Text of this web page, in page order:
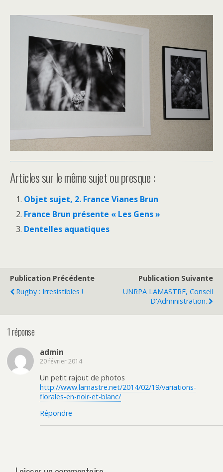
Articles sur le même sujet ou presque :
Objet sujet, 2. France Vianes Brun
France Brun présente « Les Gens »
Dentelles aquatiques
Publication Précédente
Rugby : Irresistibles !
Publication Suivante
UNRPA LAMASTRE, Conseil
D'Administration.
1 réponse
admin
20 février 2014
Un petit rajout de photos
http://www.lamastre.net/2014/02/19/variations-
florales-en-noir-et-blanc/
Répondre